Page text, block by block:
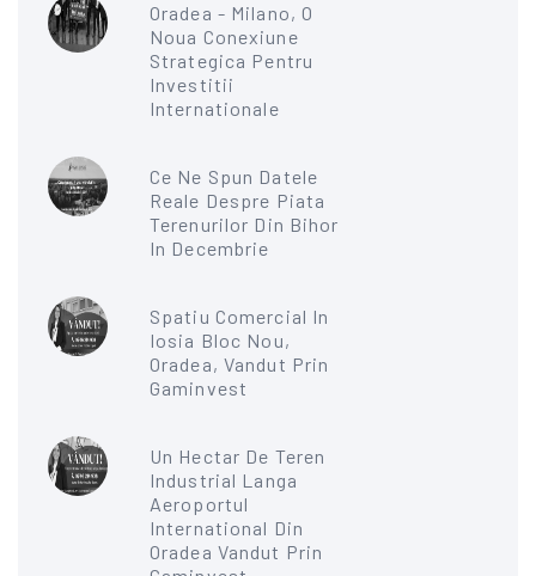
Oradea - Milano, O
Noua Conexiune
Strategica Pentru
Investitii
Internationale
Ce Ne Spun Datele
Reale Despre Piata
Terenurilor Din Bihor
In Decembrie
Spatiu Comercial In
Iosia Bloc Nou,
Oradea, Vandut Prin
Gaminvest
Un Hectar De Teren
Industrial Langa
Aeroportul
International Din
Oradea Vandut Prin